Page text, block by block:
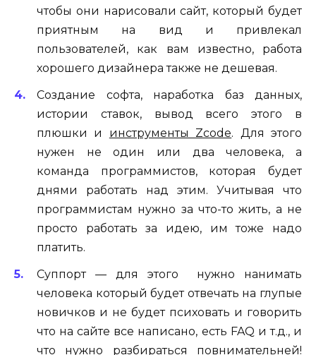
чтобы они нарисовали сайт, который будет
приятным на вид и привлекал
пользователей, как вам известно, работа
хорошего дизайнера также не дешевая.
Создание софта, наработка баз данных,
истории ставок, вывод всего этого в
плюшки и инструменты Zcode. Для этого
нужен не один или два человека, а
команда программистов, которая будет
днями работать над этим. Учитывая что
программистам нужно за что-то жить, а не
просто работать за идею, им тоже надо
платить.
Суппорт — для этого нужно нанимать
человека который будет отвечать на глупые
новичков и не будет психовать и говорить
что на сайте все написано, есть FAQ и т.д., и
что нужно разбираться повнимательней!